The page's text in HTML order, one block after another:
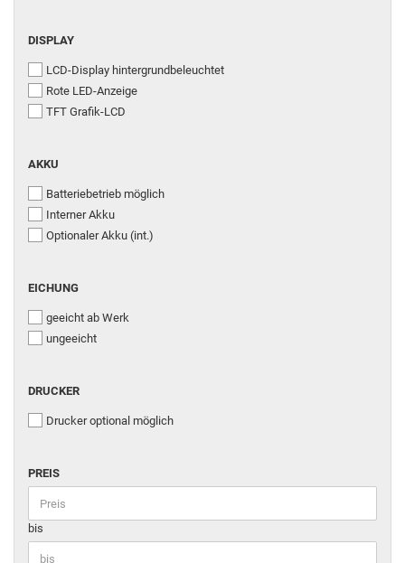
DISPLAY
LCD-Display hintergrundbeleuchtet
Rote LED-Anzeige
TFT Grafik-LCD
AKKU
Batteriebetrieb möglich
Interner Akku
Optionaler Akku (int.)
EICHUNG
geeicht ab Werk
ungeeicht
DRUCKER
Drucker optional möglich
PREIS
bis